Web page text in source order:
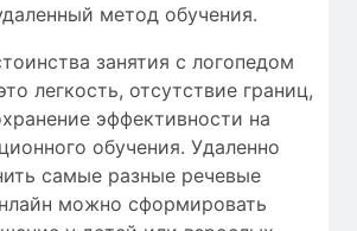
метод обучения.
занятия с логопедом
легкость, отсутствие границ,
эффективности на
обучения. Удаленно
самые разные речевые
можно сформировать